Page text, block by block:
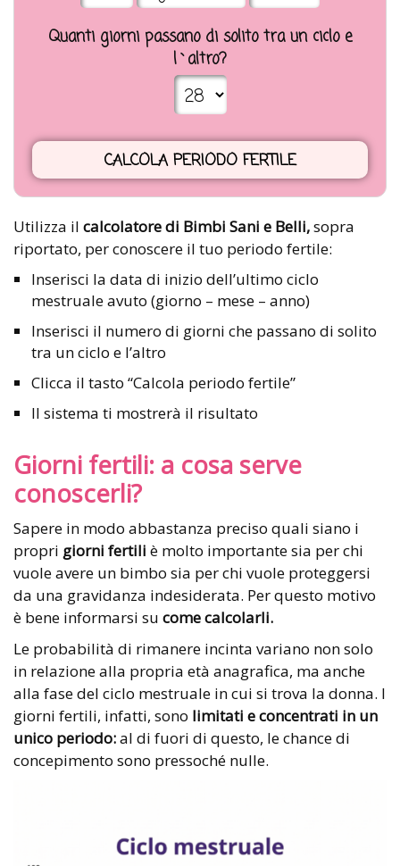
Quanti giorni passano di solito tra un ciclo e
l`altro?
Utilizza il calcolatore di Bimbi Sani e Belli,sopra
riportato, per conoscere il tuo periodo fertile:
Inserisci la data di inizio dell’ultimo ciclo
mestruale avuto (giorno – mese – anno)
Inserisci il numero di giorni che passano di solito
tra un ciclo e l’altro
Clicca il tasto “Calcola periodo fertile”
Il sistema ti mostrerà il risultato
Giorni fertili: a cosa serve
conoscerli?
Sapere in modo abbastanza preciso quali siano i
propri giorni fertili è molto importante sia per chi
vuole avere un bimbo sia per chi vuole proteggersi
da una gravidanza indesiderata. Per questo motivo
è bene informarsi su come calcolarli.
Le probabilità di rimanere incinta variano non solo
in relazione alla propria età anagrafica, ma anche
alla fase del ciclo mestruale in cui si trova la donna. I
giorni fertili, infatti, sono limitati e concentrati in un
unico periodo:al di fuori di questo, le chance di
concepimento sono pressoché nulle.